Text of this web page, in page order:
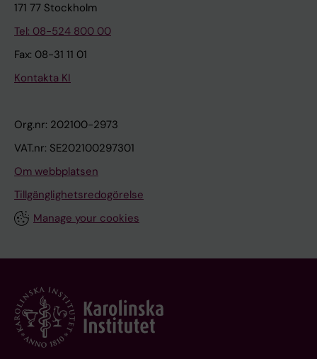
171 77 Stockholm
Tel: 08-524 800 00
Fax: 08-31 11 01
Kontakta KI
Org.nr: 202100-2973
VAT.nr: SE202100297301
Om webbplatsen
Tillgänglighetsredogörelse
Manage your cookies